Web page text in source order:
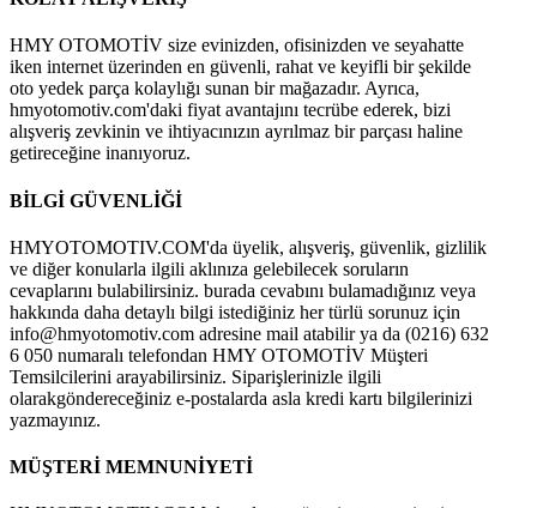
HMY OTOMOTİV size evinizden, ofisinizden ve seyahatte
iken internet üzerinden en güvenli, rahat ve keyifli bir şekilde
oto yedek parça kolaylığı sunan bir mağazadır. Ayrıca,
hmyotomotiv.com'daki fiyat avantajını tecrübe ederek, bizi
alışveriş zevkinin ve ihtiyacınızın ayrılmaz bir parçası haline
getireceğine inanıyoruz.
BİLGİ GÜVENLİĞİ
HMYOTOMOTIV.COM'da üyelik, alışveriş, güvenlik, gizlilik
ve diğer konularla ilgili aklınıza gelebilecek soruların
cevaplarını bulabilirsiniz. burada cevabını bulamadığınız veya
hakkında daha detaylı bilgi istediğiniz her türlü sorunuz için
info@hmyotomotiv.com adresine mail atabilir ya da (0216) 632
6 050 numaralı telefondan HMY OTOMOTİV Müşteri
Temsilcilerini arayabilirsiniz. Siparişlerinizle ilgili
olarakgöndereceğiniz e-postalarda asla kredi kartı bilgilerinizi
yazmayınız.
MÜŞTERİ MEMNUNİYETİ